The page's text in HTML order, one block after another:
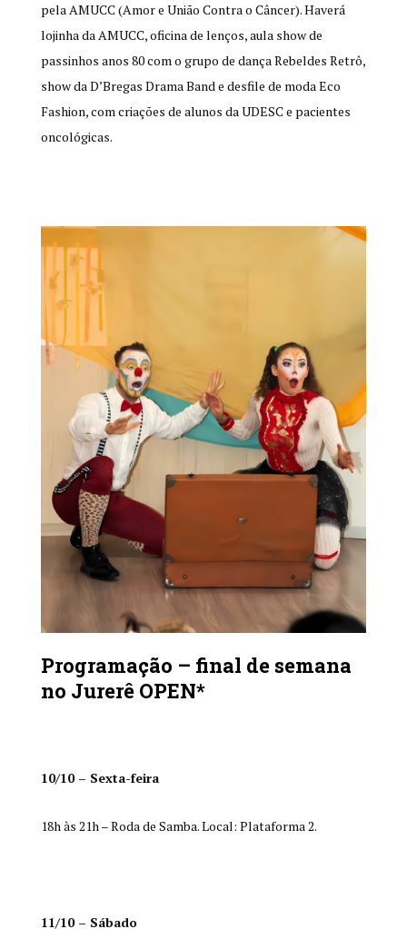
pela AMUCC (Amor e União Contra o Câncer). Haverá
lojinha da AMUCC, oficina de lenços, aula show de
passinhos anos 80 com o grupo de dança Rebeldes Retrô,
show da D’Bregas Drama Band e desfile de moda Eco
Fashion, com criações de alunos da UDESC e pacientes
oncológicas.
Programação – final de semana
no Jurerê OPEN*
10/10 – Sexta-feira
18h às 21h – Roda de Samba. Local: Plataforma 2.
11/10 – Sábado